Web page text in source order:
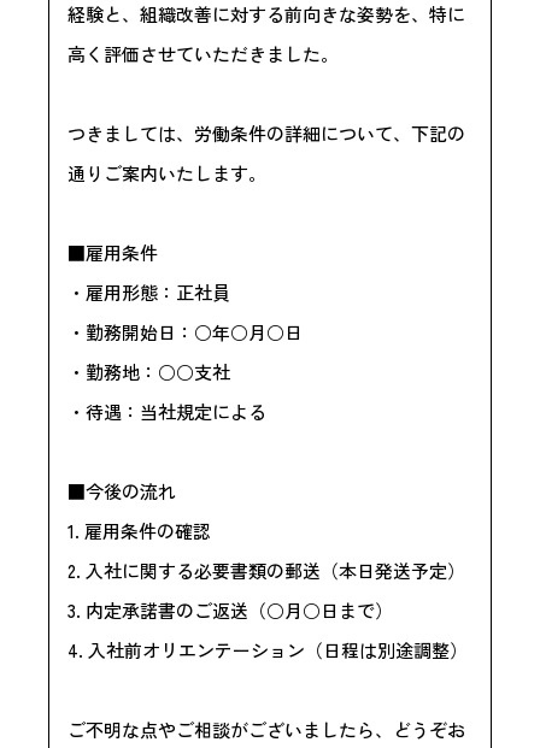
経験と、組織改善に対する前向きな姿勢を、特に
高く評価させていただきました。
つきましては、労働条件の詳細について、下記の
通りご案内いたします。
■雇用条件
・雇用形態：正社員
・勤務開始日：○年○月○日
・勤務地：○○支社
・待遇：当社規定による
■今後の流れ
1. 雇用条件の確認
2. 入社に関する必要書類の郵送（本日発送予定）
3. 内定承諾書のご返送（○月○日まで）
4. 入社前オリエンテーション（日程は別途調整）
ご不明な点やご相談がございましたら、どうぞお